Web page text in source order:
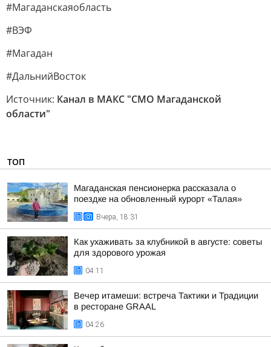
#Магаданскаяобласть
#ВЭФ
#Магадан
#ДальнийВосток
Источник: Канал в МАКС "СМО Магаданской
области"
ТОП
Магаданская пенсионерка рассказала о
поездке на обновленный курорт «Талая»
Вчера, 18:31
Как ухаживать за клубникой в августе: советы
для здорового урожая
04:11
Вечер итамеши: встреча Тактики и Традиции
в ресторане GRAAL
04:26